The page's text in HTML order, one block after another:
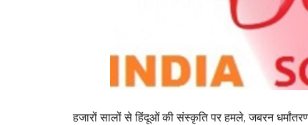
हजारों सालों से हिंदूओं की संस्कृति पर हमले, जबरन